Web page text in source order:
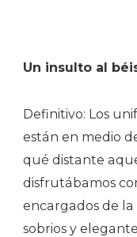
Un insulto al
Definitivo: Los
están en medio
qué distante
disfrutábamos
encargados de
sobrios y